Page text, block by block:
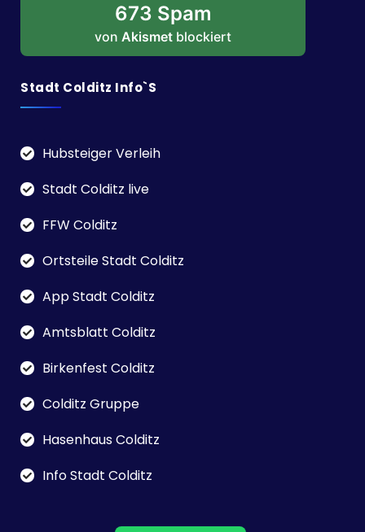
673 Spam
von Akismet blockiert
Stadt Colditz Info`s
Hubsteiger Verleih
Stadt Colditz live
FFW Colditz
Ortsteile Stadt Colditz
App Stadt Colditz
Amtsblatt Colditz
Birkenfest Colditz
Colditz Gruppe
Hasenhaus Colditz
Info Stadt Colditz